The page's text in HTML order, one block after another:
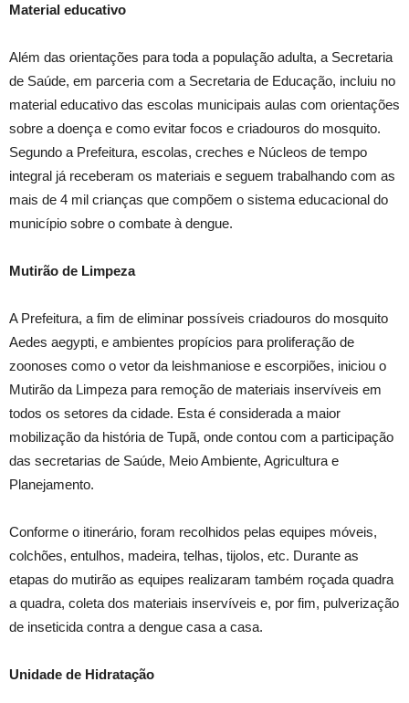
Material educativo
Além das orientações para toda a população adulta, a Secretaria
de Saúde, em parceria com a Secretaria de Educação, incluiu no
material educativo das escolas municipais aulas com orientações
sobre a doença e como evitar focos e criadouros do mosquito.
Segundo a Prefeitura, escolas, creches e Núcleos de tempo
integral já receberam os materiais e seguem trabalhando com as
mais de 4 mil crianças que compõem o sistema educacional do
município sobre o combate à dengue.
Mutirão de Limpeza
A Prefeitura, a fim de eliminar possíveis criadouros do mosquito
Aedes aegypti, e ambientes propícios para proliferação de
zoonoses como o vetor da leishmaniose e escorpiões, iniciou o
Mutirão da Limpeza para remoção de materiais inservíveis em
todos os setores da cidade. Esta é considerada a maior
mobilização da história de Tupã, onde contou com a participação
das secretarias de Saúde, Meio Ambiente, Agricultura e
Planejamento.
Conforme o itinerário, foram recolhidos pelas equipes móveis,
colchões, entulhos, madeira, telhas, tijolos, etc. Durante as
etapas do mutirão as equipes realizaram também roçada quadra
a quadra, coleta dos materiais inservíveis e, por fim, pulverização
de inseticida contra a dengue casa a casa.
Unidade de Hidratação